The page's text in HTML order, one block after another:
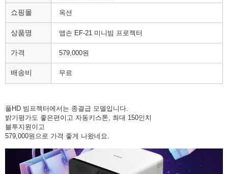
쇼핑몰 옥션
상품명 앱손 EF-21 미니빔 프로젝터
가격 579,000원
배송비 무료
풀HD 빔프젝터에서는 종결급 모델입니다.
밝기평가도 좋은편이고 자동키스톤, 최대 150인치
블투지원이고
579,000원으로 가격 좋게 나왔네요.